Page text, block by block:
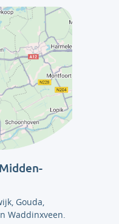
Gouda,
Waddinxveen.